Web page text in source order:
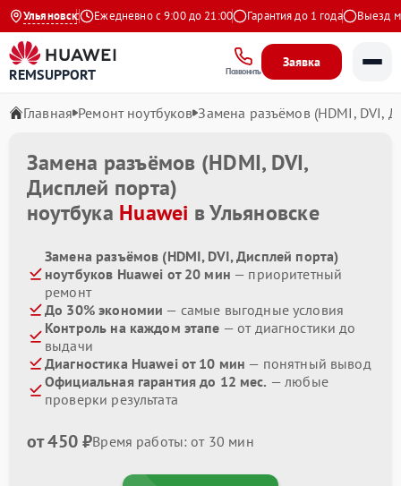
Ульяновск
на Яндекс Ежедневно с 9:00 до 21:00 Гарантия до 1 года Выезд
REMSUPPORT Позвонить
Заявка
Главная Ремонт ноутбуков Замена разъёмов (HDMI, DVI,
Замена разъёмов (HDMI, DVI,
Дисплей порта)
ноутбука Huawei в Ульяновске
Замена разъёмов (HDMI, DVI, Дисплей порта)
ноутбуков Huawei от 20 мин — приоритетный
ремонт
До 30% экономии — самые выгодные условия
Контроль на каждом этапе — от диагностики до
выдачи
Диагностика Huawei от 10 мин — понятный вывод
Официальная гарантия до 12 мес. — любые
проверки результата
от 450 ₽Время работы: от 30 мин